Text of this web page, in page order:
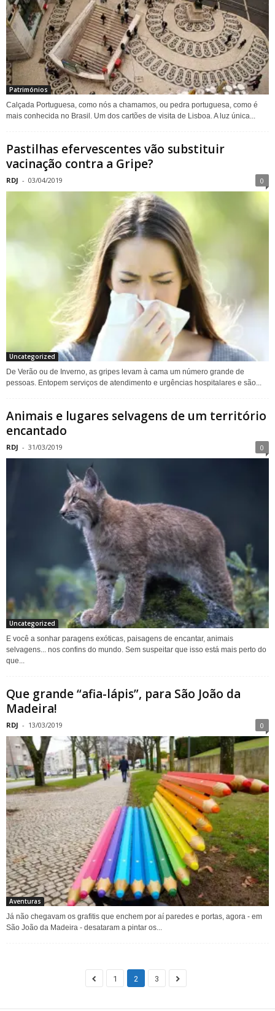
Patrimónios
Calçada Portuguesa, como nós a chamamos, ou pedra portuguesa, como é
mais conhecida no Brasil. Um dos cartões de visita de Lisboa. A luz única...
Pastilhas efervescentes vão substituir
vacinação contra a Gripe?
RDJ - 03/04/2019 0
Uncategorized
De Verão ou de Inverno, as gripes levam à cama um número grande de
pessoas. Entopem serviços de atendimento e urgências hospitalares e são...
Animais e lugares selvagens de um território
encantado
RDJ - 31/03/2019 0
Uncategorized
E você a sonhar paragens exóticas, paisagens de encantar, animais
selvagens... nos confins do mundo. Sem suspeitar que isso está mais perto do
que...
Que grande “afia-lápis”, para São João da
Madeira!
RDJ - 13/03/2019 0
Aventuras
Já não chegavam os grafitis que enchem por aí paredes e portas, agora - em
São João da Madeira - desataram a pintar os...
1 2 3